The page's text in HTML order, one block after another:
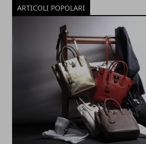
ARTICOLI POPOLARI